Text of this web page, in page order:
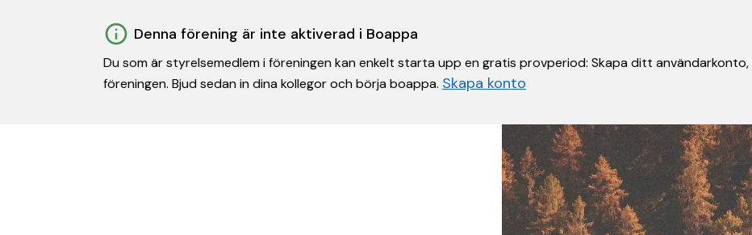
Denna förening är inte aktiverad i Boappa
Du som är styrelsemedlem i föreningen kan enkelt starta upp en gratis provperiod: Skapa ditt
föreningen. Bjud sedan in dina kollegor och börja boappa. Skapa konto